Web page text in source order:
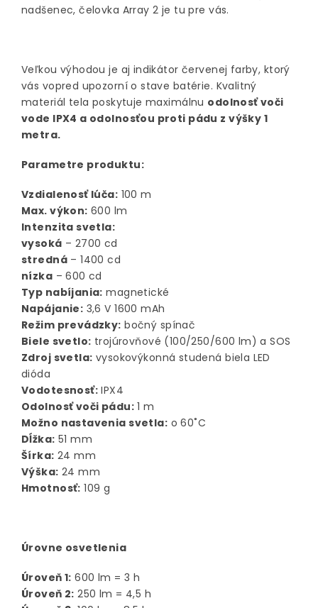
nadšenec, čelovka Array 2 je tu pre vás.
Veľkou výhodou je aj indikátor červenej farby, ktorý
vás vopred upozorní o stave batérie. Kvalitný
materiál tela poskytuje maximálnu odolnosť voči
vode IPX4 a odolnosťou proti pádu z výšky 1
metra.
Parametre produktu:
Vzdialenosť lúča: 100 m
Max. výkon: 600 lm
Intenzita svetla:
vysoká – 2700 cd
stredná – 1400 cd
nízka – 600 cd
Typ nabíjania: magnetické
Napájanie: 3,6 V 1600 mAh
Režim prevádzky: bočný spínač
Biele svetlo: trojúrovňové (100/250/600 lm) a SOS
Zdroj svetla: vysokovýkonná studená biela LED
dióda
Vodotesnosť: IPX4
Odolnosť voči pádu: 1 m
Možno nastavenia svetla: o 60˚C
Dĺžka: 51 mm
Šírka: 24 mm
Výška: 24 mm
Hmotnosť: 109 g
Úrovne osvetlenia
Úroveň 1: 600 lm = 3 h
Úroveň 2: 250 lm = 4,5 h